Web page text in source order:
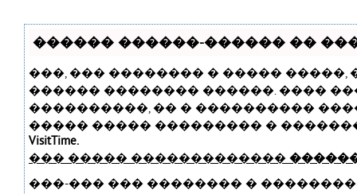
������ ������-������ ��
���, ��� �������� � ����� �����,
������ �������� ������. ����
����������, �� � ����������
����� ����� ��������� �
VisitTime.
��� ����� �������������
���-��� ��� �������� �